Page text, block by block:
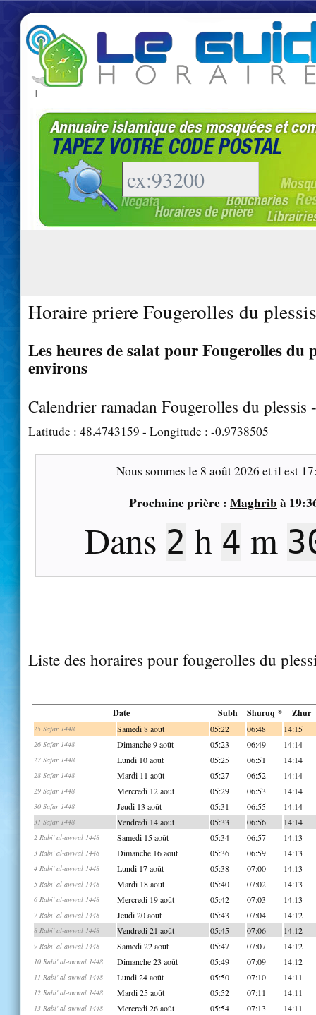
|
Horaire priere Fougerolles du
Les heures de salat pour Fougerolles du
environs
Calendrier ramadan Fougerolles du plessis
Latitude : 48.4743159 - Longitude : -0.9738505
Nous sommes le 8 août 2026 et il est
Prochaine prière : Maghrib à
Dans 2 h 4 m
Liste des horaires pour fougerolles du
Date Subh Shuruq * Zhur
25 Safar 1448 Samedi 8 août 05:22 06:48 14:15
26 Safar 1448 Dimanche 9 août 05:23 06:49 14:14
27 Safar 1448 Lundi 10 août 05:25 06:51 14:14
28 Safar 1448 Mardi 11 août 05:27 06:52 14:14
29 Safar 1448 Mercredi 12 août 05:29 06:53 14:14
30 Safar 1448 Jeudi 13 août 05:31 06:55 14:14
31 Safar 1448 Vendredi 14 août 05:33 06:56 14:14
2 Rabi' al-awwal 1448 Samedi 15 août 05:34 06:57 14:13
3 Rabi' al-awwal 1448 Dimanche 16 août 05:36 06:59 14:13
4 Rabi' al-awwal 1448 Lundi 17 août 05:38 07:00 14:13
5 Rabi' al-awwal 1448 Mardi 18 août 05:40 07:02 14:13
6 Rabi' al-awwal 1448 Mercredi 19 août 05:42 07:03 14:13
7 Rabi' al-awwal 1448 Jeudi 20 août 05:43 07:04 14:12
8 Rabi' al-awwal 1448 Vendredi 21 août 05:45 07:06 14:12
9 Rabi' al-awwal 1448 Samedi 22 août 05:47 07:07 14:12
10 Rabi' al-awwal 1448 Dimanche 23 août 05:49 07:09 14:12
11 Rabi' al-awwal 1448 Lundi 24 août 05:50 07:10 14:11
12 Rabi' al-awwal 1448 Mardi 25 août 05:52 07:11 14:11
13 Rabi' al-awwal 1448 Mercredi 26 août 05:54 07:13 14:11